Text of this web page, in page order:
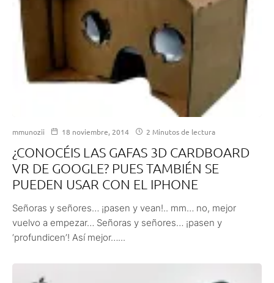
mmunozii 18 noviembre, 2014 2 Minutos de lectura
¿CONOCÉIS LAS GAFAS 3D CARDBOARD
VR DE GOOGLE? PUES TAMBIÉN SE
PUEDEN USAR CON EL IPHONE
Señoras y señores… ¡pasen y vean!.. mm… no, mejor
vuelvo a empezar… Señoras y señores… ¡pasen y
‘profundicen’! Así mejor…...